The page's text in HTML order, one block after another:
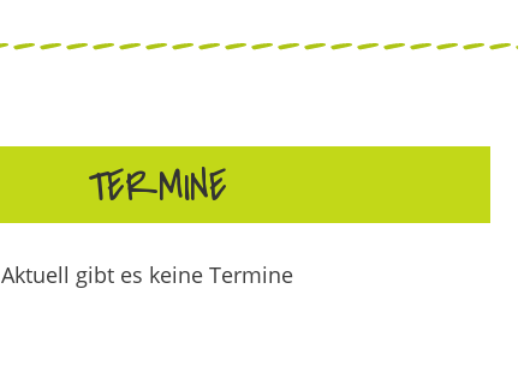
TERMINE
Aktuell gibt es keine Termine